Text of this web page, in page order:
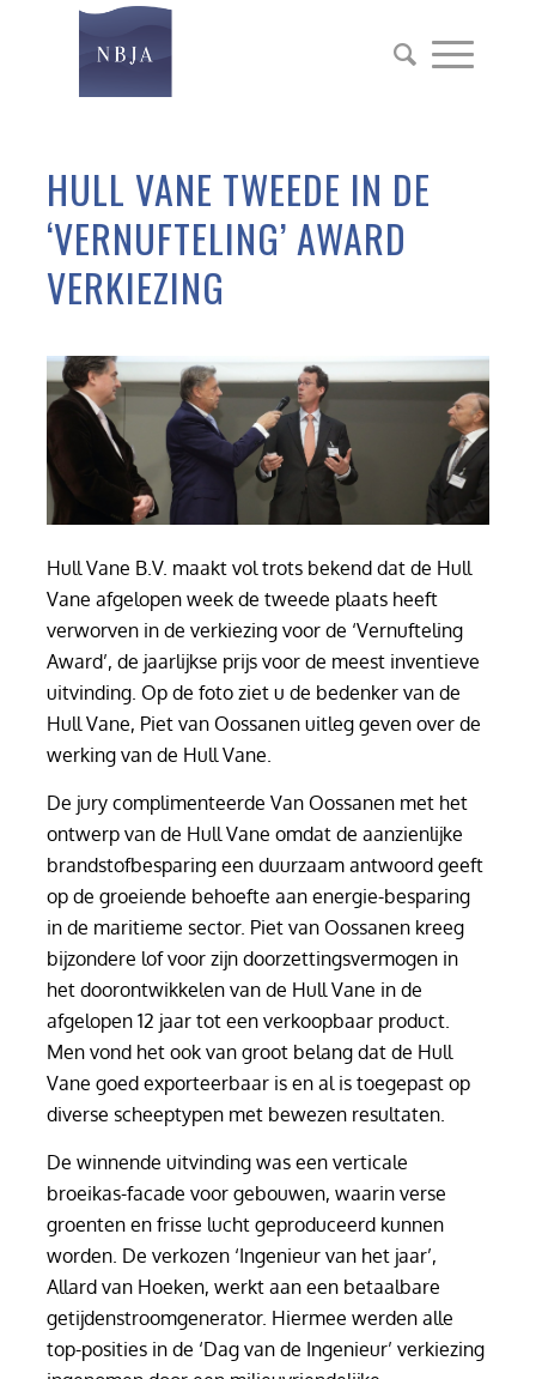
HULL VANE TWEEDE IN DE
‘VERNUFTELING’ AWARD
VERKIEZING
Hull Vane B.V. maakt vol trots bekend dat de Hull
Vane afgelopen week de tweede plaats heeft
verworven in de verkiezing voor de ‘Vernufteling
Award’, de jaarlijkse prijs voor de meest inventieve
uitvinding. Op de foto ziet u de bedenker van de
Hull Vane, Piet van Oossanen uitleg geven over de
werking van de Hull Vane.
De jury complimenteerde Van Oossanen met het
ontwerp van de Hull Vane omdat de aanzienlijke
brandstofbesparing een duurzaam antwoord geeft
op de groeiende behoefte aan energie-besparing
in de maritieme sector. Piet van Oossanen kreeg
bijzondere lof voor zijn doorzettingsvermogen in
het doorontwikkelen van de Hull Vane in de
afgelopen 12 jaar tot een verkoopbaar product.
Men vond het ook van groot belang dat de Hull
Vane goed exporteerbaar is en al is toegepast op
diverse scheeptypen met bewezen resultaten.
De winnende uitvinding was een verticale
broeikas-facade voor gebouwen, waarin verse
groenten en frisse lucht geproduceerd kunnen
worden. De verkozen ‘Ingenieur van het jaar’,
Allard van Hoeken, werkt aan een betaalbare
getijdenstroomgenerator. Hiermee werden alle
top-posities in de ‘Dag van de Ingenieur’ verkiezing